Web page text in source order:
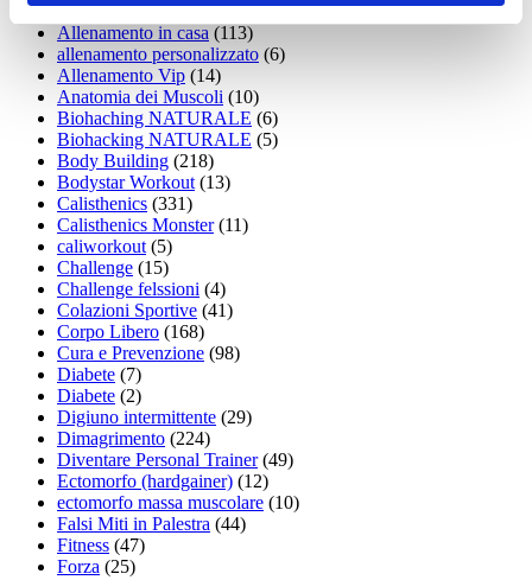
Allenamento ibrido(9)
Allenamento in casa (113)
allenamento personalizzato (6)
Allenamento Vip (14)
Anatomia dei Muscoli (10)
Biohaching NATURALE (6)
Biohacking NATURALE (5)
Body Building (218)
Bodystar Workout(13)
Calisthenics (331)
Calisthenics Monster(11)
caliworkout(5)
Challenge (15)
Challenge felssioni (4)
Colazioni Sportive (41)
Corpo Libero (168)
Cura e Prevenzione (98)
Diabete (7)
Diabete (2)
Digiuno intermittente (29)
Dimagrimento (224)
Diventare Personal Trainer(49)
Ectomorfo (hardgainer) (12)
ectomorfo massa muscolare (10)
Falsi Miti in Palestra (44)
Fitness (47)
Forza (25)